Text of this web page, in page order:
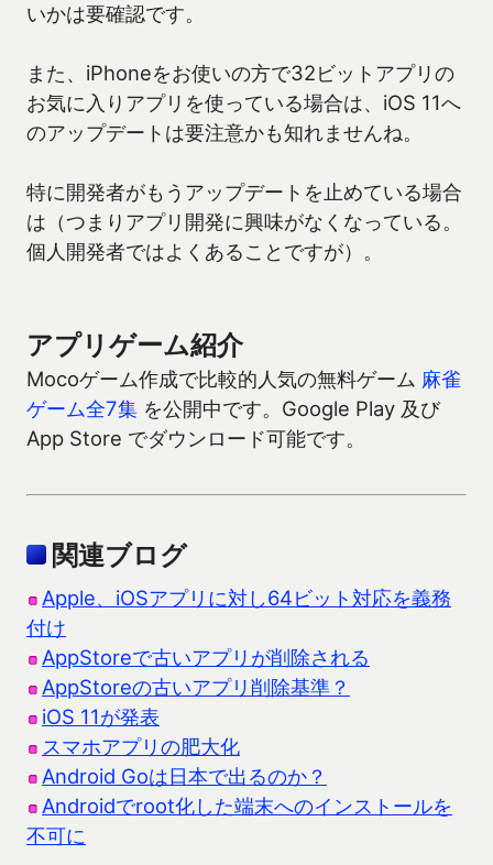
いかは要確認です。
また、iPhoneをお使いの方で32ビットアプリの
お気に入りアプリを使っている場合は、iOS 11へ
のアップデートは要注意かも知れませんね。
特に開発者がもうアップデートを止めている場合
は（つまりアプリ開発に興味がなくなっている。
個人開発者ではよくあることですが）。
アプリゲーム紹介
Mocoゲーム作成で比較的人気の無料ゲーム 麻雀
ゲーム全7集 を公開中です。Google Play 及び
App Store でダウンロード可能です。
関連ブログ
Apple、iOSアプリに対し64ビット対応を義務
付け
AppStoreで古いアプリが削除される
AppStoreの古いアプリ削除基準？
iOS 11が発表
スマホアプリの肥大化
Android Goは日本で出るのか？
Androidでroot化した端末へのインストールを
不可に